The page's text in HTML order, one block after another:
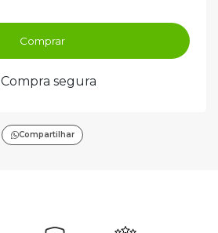
Comprar
Compra segura
Compartilhar